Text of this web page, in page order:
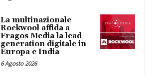
La multinazionale
Rockwool affida a
Fragos Media la lead
generation digitale in
Europa e India
6 Agosto 2026